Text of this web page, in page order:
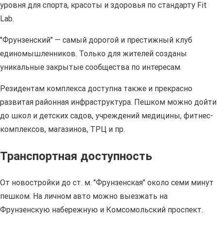
уровня для спорта, красоты и здоровья по стандарту Fit
Lab.
"Фрунзенский" — самый дорогой и престижный клуб
единомышленников. Только для жителей созданы
уникальные закрытые сообщества по интересам.
Резидентам комплекса доступна также и прекрасно
развитая районная инфраструктура. Пешком можно дойти
до школ и детских садов, учреждений медицины, фитнес-
комплексов, магазинов, ТРЦ и пр.
Транспортная доступность
От новостройки до ст. м. "Фрунзенская" около семи минут
пешком. На личном авто можно выезжать на
Фрунзенскую набережную и Комсомольский проспект.